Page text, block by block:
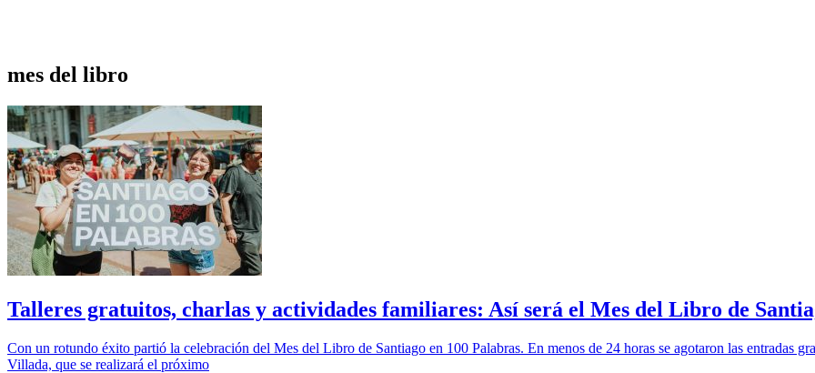
mes del libro
Talleres gratuitos, charlas y actividades familiares: Así será el Mes del Libro de
Con un rotundo éxito partió la celebración del Mes del Libro de Santiago en 100 Palabras. En menos de 24 horas se agotaron las entradas
Villada, que se realizará el próximo